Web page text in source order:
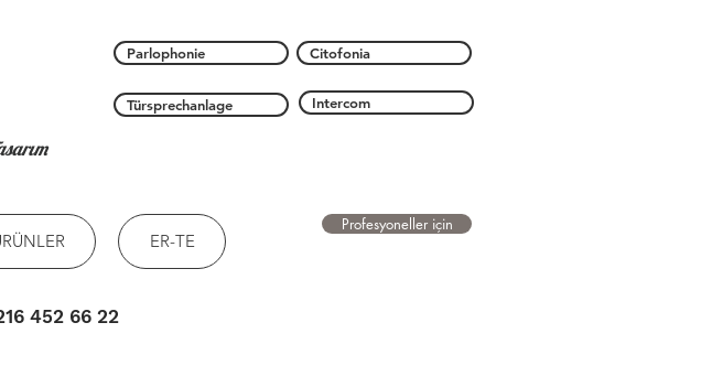
Parlophonie
Türsprechanlage
Citofonia
Intercom
ER-TE
452 66 22
Profesyoneller için